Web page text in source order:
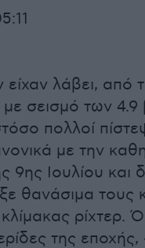
λάβει, από
με σεισμό των
πολλοί
με την
Ιουλίου και
θανάσιμα τους
ρίχτερ.
της εποχής,